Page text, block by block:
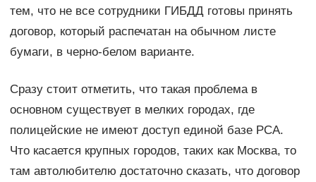
тем, что не все сотрудники ГИБДД готовы принять
договор, который распечатан на обычном листе
бумаги, в черно-белом варианте.
Сразу стоит отметить, что такая проблема в
основном существует в мелких городах, где
полицейские не имеют доступ единой базе РСА.
Что касается крупных городов, таких как Москва, то
там автолюбителю достаточно сказать, что договор